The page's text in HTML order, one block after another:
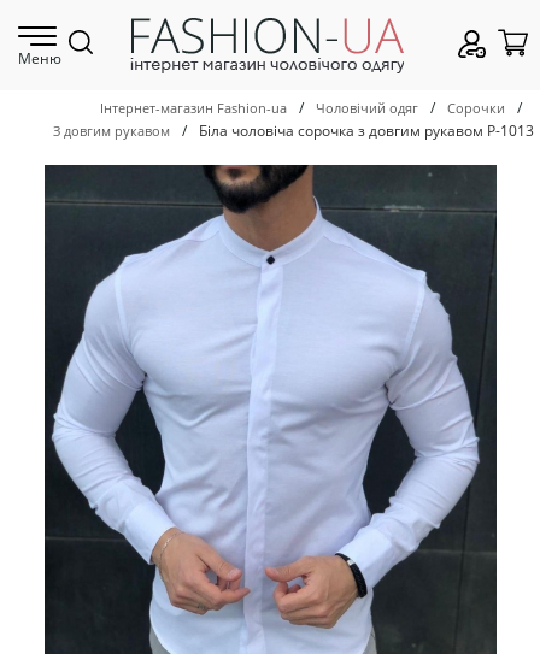
Меню
Інтернет-магазин Fashion-ua / Чоловічий одяг / Сорочки /
З довгим рукавом / Біла чоловіча сорочка з довгим рукавом Р-1013